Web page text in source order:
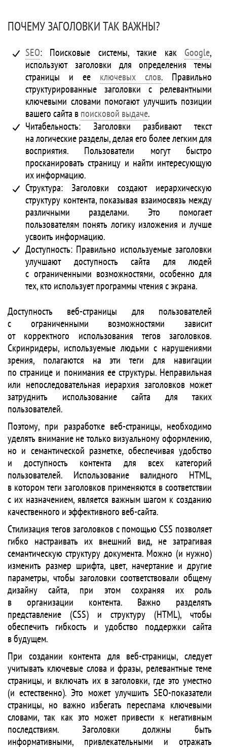
ПОЧЕМУ ЗАГОЛОВКИ ТАК ВАЖНЫ?
SEO: Поисковые системы, такие как Google,
используют заголовки для определения темы
страницы и ее ключевых слов. Правильно
структурированные заголовки с релевантными
ключевыми словами помогают улучшить позиции
вашего сайта впоисковой выдаче.
Читабельность: Заголовки разбивают текст
на логические разделы, делая его более легким для
восприятия. Пользователи могут быстро
просканировать страницу и найти интересующую
их информацию.
Структура: Заголовки создают иерархическую
структуру контента, показывая взаимосвязь между
различными разделами. Это помогает
пользователям понять логику изложения и лучше
усвоить информацию.
Доступность: Правильно используемые заголовки
улучшают доступность сайта для людей
с ограниченными возможностями, особенно для
тех, кто использует программы чтения с экрана.
Доступность веб-страницы для пользователей
с ограниченными возможностями зависит
от корректного использования тегов заголовков.
Скринридеры, используемые людьми с нарушениями
зрения, полагаются на эти теги для навигации
по странице и понимания ее структуры. Неправильная
или непоследовательная иерархия заголовков может
затруднить использование сайта для таких
пользователей.
Поэтому, при разработке веб-страницы, необходимо
уделять внимание не только визуальному оформлению,
но и семантической разметке, обеспечивая удобство
и доступность контента для всех категорий
пользователей. Использование валидного HTML,
в котором теги заголовков применяются в соответствии
с их назначением, является важным шагом к созданию
качественного и эффективного веб-сайта.
Cтилизация тегов заголовков с помощью CSS позволяет
гибко настраивать их внешний вид, не затрагивая
семантическую структуру документа. Можно (и нужно)
изменить размер шрифта, цвет, начертание и другие
параметры, чтобы заголовки соответствовали общему
дизайну сайта, при этом сохраняя их роль
в организации контента. Важно разделять
представление (CSS) и структуру (HTML), чтобы
обеспечить гибкость и удобство поддержки сайта
в будущем.
При создании контента для веб-страницы, следует
учитывать ключевые слова и фразы, релевантные теме
страницы, и включать их в заголовки, где это уместно
(и естественно). Это может улучшить SEO-показатели
страницы, но важно избегать переспама ключевыми
словами, так как это может привести к негативным
последствиям. Заголовки должны быть
информативными, привлекательными и отражать